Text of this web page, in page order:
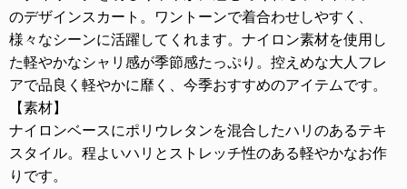
のデザインスカート。ワントーンで着合わせしやすく、
様々なシーンに活躍してくれます。ナイロン素材を使用し
た軽やかなシャリ感が季節感たっぷり。控えめな大人フレ
アで品良く軽やかに靡く、今季おすすめのアイテムです。
【素材】
ナイロンベースにポリウレタンを混合したハリのあるテキ
スタイル。程よいハリとストレッチ性のある軽やかなお作
りです。